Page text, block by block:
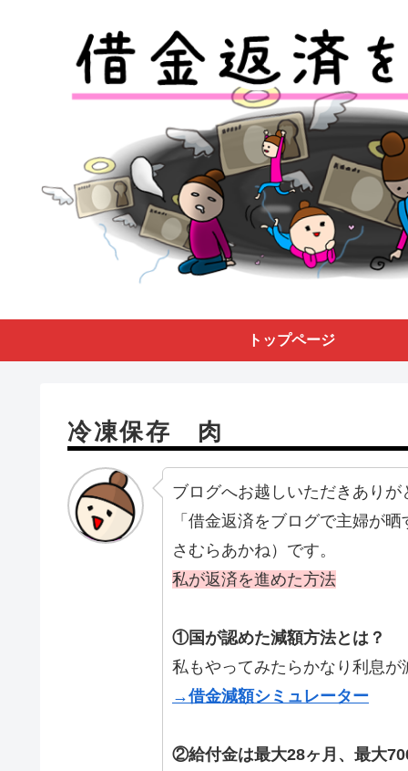
トップページ
冷凍保存 肉
ブログへお越しいただきありが
「借金返済をブログで主婦が
さむらあかね）です。
私が返済を進めた方法
①国が認めた減額方法とは？
私もやってみたらかなり利息が
→借金減額シミュレーター
②給付金は最大28ヶ月、最大